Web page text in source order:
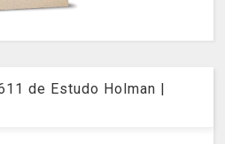
de Estudo Holman |